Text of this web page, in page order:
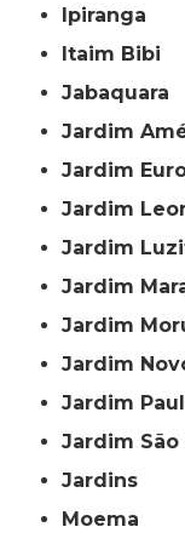
Ipiranga
Itaim Bibi
Jabaquara
Jardim
Jardim
Jardim
Jardim
Jardim
Jardim
Jardim
Jardim
Jardim
Jardins
Moema